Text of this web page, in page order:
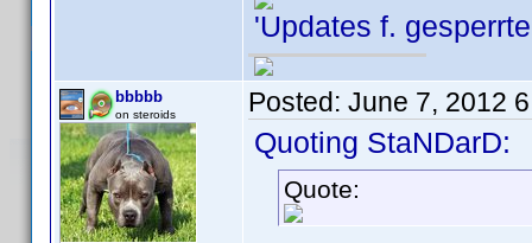
'Updates f.
bbbbb
on steroids Posted: June 7, 2012
Quoting StaNDarD:
Quote: